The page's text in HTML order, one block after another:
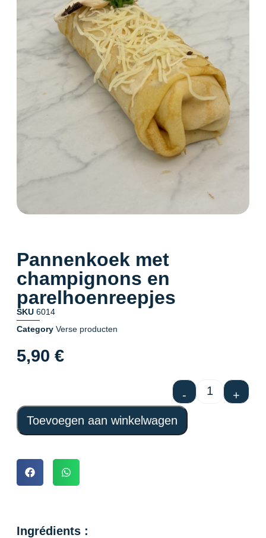
Pannenkoek met
champignons en
parelhoenreepjes
SKU 6014
Category Verse producten
5,90 €
-
+
Toevoegen aan winkelwagen
Ingrédients :